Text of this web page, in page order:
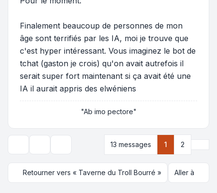
Finalement beaucoup de personnes de mon
âge sont terrifiés par les IA, moi je trouve que
c'est hyper intéressant. Vous imaginez le bot de
tchat (gaston je crois) qu'on avait autrefois il
serait super fort maintenant si ça avait été une
IA il aurait appris des elwéniens
"Ab imo pectore"
Options d’affichage et de tri
13 messages 1 2
Retourner vers « Taverne du Troll Bourré » Aller à